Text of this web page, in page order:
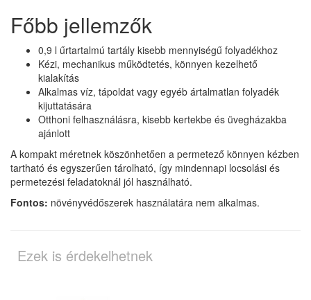
Főbb jellemzők
0,9 l űrtartalmú tartály kisebb mennyiségű folyadékhoz
Kézi, mechanikus működtetés, könnyen kezelhető
kialakítás
Alkalmas víz, tápoldat vagy egyéb ártalmatlan folyadék
kijuttatására
Otthoni felhasználásra, kisebb kertekbe és üvegházakba
ajánlott
A kompakt méretnek köszönhetően a permetező könnyen kézben
tartható és egyszerűen tárolható, így mindennapi locsolási és
permetezési feladatoknál jól használható.
Fontos: növényvédőszerek használatára nem alkalmas.
Ezek is érdekelhetnek